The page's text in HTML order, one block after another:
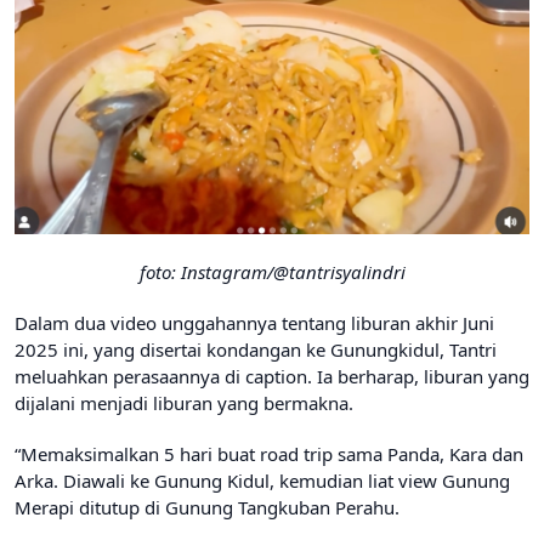
foto: Instagram/@tantrisyalindri
Dalam dua video unggahannya tentang liburan akhir Juni
2025 ini, yang disertai kondangan ke Gunungkidul, Tantri
meluahkan perasaannya di caption. Ia berharap, liburan yang
dijalani menjadi liburan yang bermakna.
“Memaksimalkan 5 hari buat road trip sama Panda, Kara dan
Arka. Diawali ke Gunung Kidul, kemudian liat view Gunung
Merapi ditutup di Gunung Tangkuban Perahu.